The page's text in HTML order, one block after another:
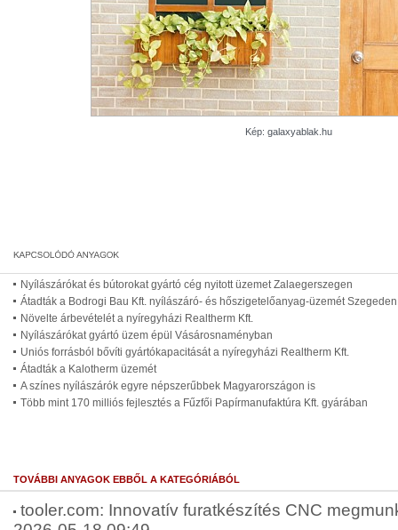
Kép: galaxyablak.hu
Nyílászárókat és bútorokat gyártó cég nyitott üzemet Zalaegerszegen
Átadták a Bodrogi Bau Kft. nyílászáró- és hőszigetelőanyag-üzemét Szegeden
Növelte árbevételét a nyíregyházi Realtherm Kft.
Nyílászárókat gyártó üzem épül Vásárosnaményban
Uniós forrásból bővíti gyártókapacitását a nyíregyházi Realtherm Kft.
Átadták a Kalotherm üzemét
A színes nyílászárók egyre népszerűbbek Magyarországon is
Több mint 170 milliós fejlesztés a Fűzfői Papírmanufaktúra Kft. gyárában
TOVÁBBI ANYAGOK EBBŐL A KATEGÓRIÁBÓL
tooler.com: Innovatív furatkészítés CNC